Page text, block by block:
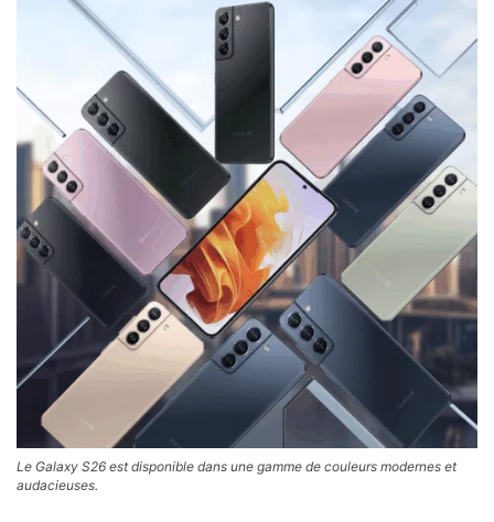
Le Galaxy S26 est disponible dans une gamme de couleurs modernes et
audacieuses.